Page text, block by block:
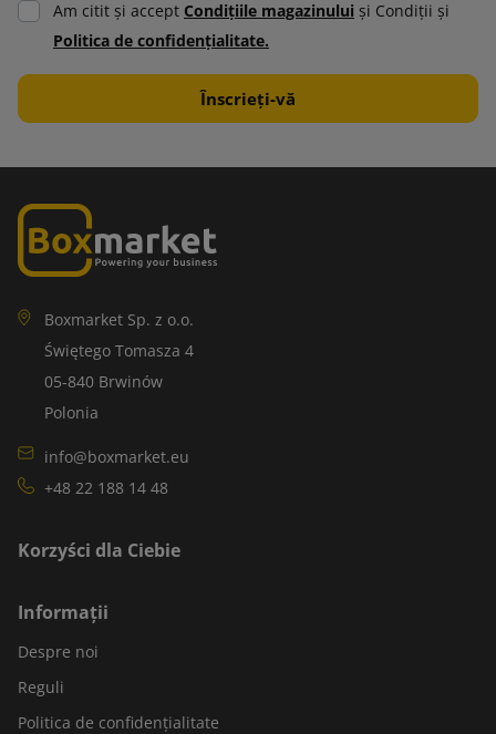
Am citit şi accept Condiţiile magazinului şi Condiţii şi
Politica de confidenţialitate.
Boxmarket Sp. z o.o.
Świętego Tomasza 4
05-840 Brwinów
Polonia
info@boxmarket.eu
+48 22 188 14 48
Korzyści dla Ciebie
Informații
Despre noi
Reguli
Politica de confidențialitate